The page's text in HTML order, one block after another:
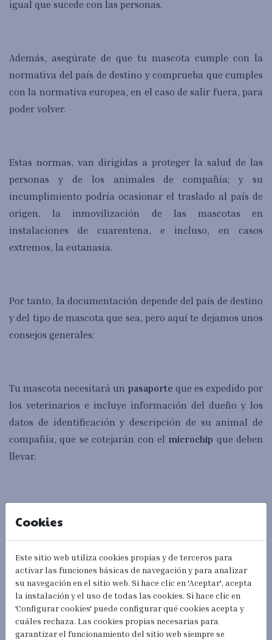
igual que sucede con las personas.
Además, asegúrate de que tu mascota cumple con la
normativa del país de destino y comprueba que cumples
con la normativa europea, en el caso de salir fuera, para
poder volver.
Estas normas, van dirigidas a proteger la salud de las
personas y de los animales de compañía; y su
incumplimiento podría ocasionar el traslado al país de
origen, la inmovilización de las mascotas en
instalaciones de cuarentena, e incluso, en casos
extremos, la eutanasia.
Por tanto, la documentación depende del país de destino
y del tipo de mascota que sea, pero aquí te dejamos unos
consejos generales:
Tu mascota necesitará un pasaporte que es expedido por
los veterinarios e incluye información del dueño y los
datos de identificación y descripción de su animal de
compañía, que se cotejarán con el microchip que deben
llevar.
el caso de aves, en función del país al que vayamos,
puede que sea necesario que sea legalizado, mediante la
Apostilla de la Haya o la Legalización Consular.
El documento además refleja los otros dos requisitos:
que la mascota estévacunada contra la rabia
Cookies
Este sitio web utiliza cookies propias y de terceros para
activar las funciones básicas de navegación y para analizar
su navegación en el sitio web. Si hace clic en 'Aceptar', acepta
la instalación y el uso de todas las cookies. Si hace clic en
'Configurar cookies' puede configurar qué cookies acepta y
cuáles rechaza. Las cookies propias necesarias para
garantizar el funcionamiento del sitio web siempre se